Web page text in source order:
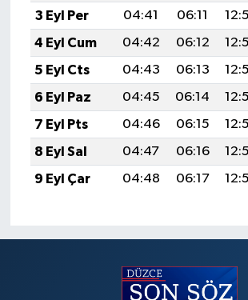
3 Eyl Per
04:41 06:11
4 Eyl Cum
04:42 06:12
5 Eyl Cts
04:43 06:13
6 Eyl Paz
04:45 06:14
7 Eyl Pts
04:46 06:15
8 Eyl Sal
04:47 06:16
9 Eyl Çar
04:48 06:17